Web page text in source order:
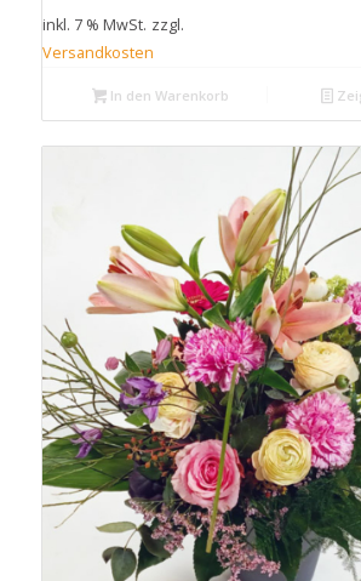
inkl. 7 % MwSt. zzgl.
Versandkosten
In den Warenkorb